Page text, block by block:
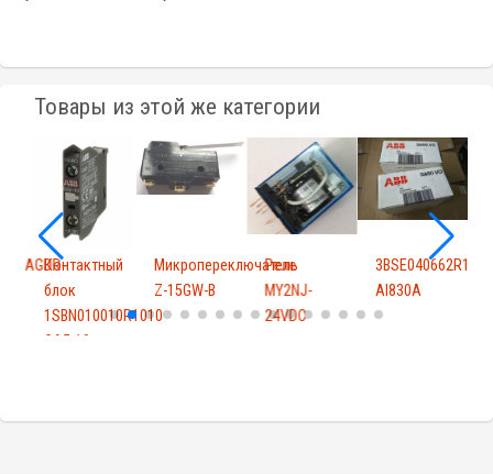
Товары из этой же категории
AGDR-Контактный
блок
1SBN010010R1010
CA5-10
Микропереключатель
Z-15GW-B
Реле
MY2NJ-
24VDC
3BSE040662R1
AI830A